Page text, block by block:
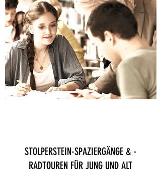
STOLPERSTEIN-SPAZIERGÄNGE & -
RADTOUREN FÜR JUNG UND ALT